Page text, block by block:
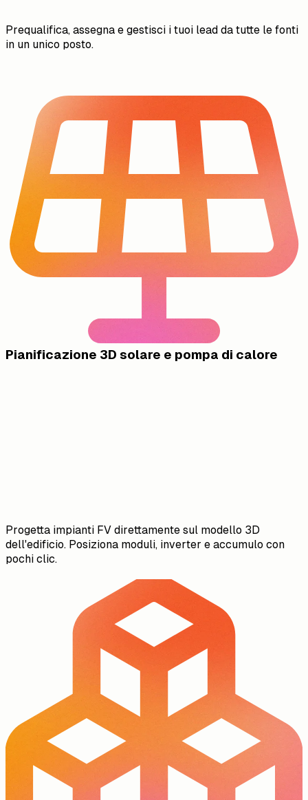
Prequalifica, assegna e gestisci i tuoi lead da tutte le fonti
in un unico posto.
Pianificazione 3D solare e pompa di calore
Progetta impianti FV direttamente sul modello 3D
dell'edificio. Posiziona moduli, inverter e accumulo con
pochi clic.